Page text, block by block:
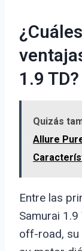
1.9 TD?
Quizás
Allure
Entre las
Samurai
off-road, su